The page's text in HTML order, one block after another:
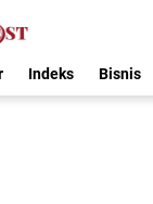
Indeks Bisnis